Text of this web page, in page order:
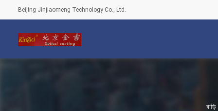
Beijing Jinjiaomeng Technology Co., Ltd.
বাড়ি